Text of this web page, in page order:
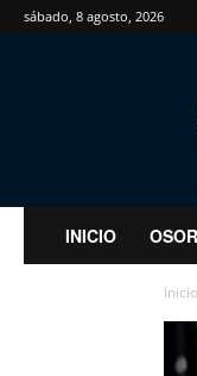
sábado, 8 agosto, 2026
INICIO
Inicio